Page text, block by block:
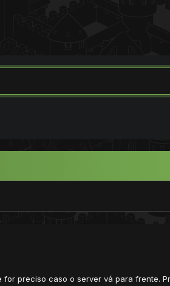
preciso caso o server vá para frente.